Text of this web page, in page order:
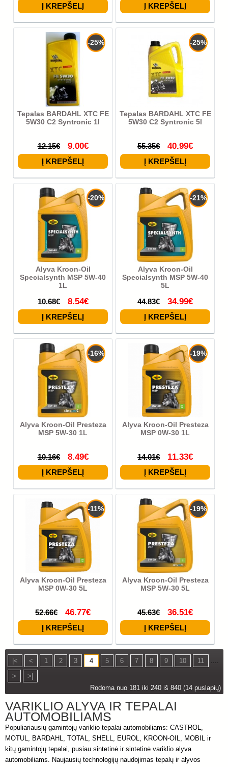
-25%
Tepalas BARDAHL XTC FE
5W30 C2 Syntronic 1l
12.15€ 9.00€
-25%
Tepalas BARDAHL XTC FE
5W30 C2 Syntronic 5l
55.35€ 40.99€
-20%
Alyva Kroon-Oil
Specialsynth MSP 5W-40
1L
10.68€ 8.54€
-21%
Alyva Kroon-Oil
Specialsynth MSP 5W-40
5L
44.83€ 34.99€
-16%
Alyva Kroon-Oil Presteza
MSP 5W-30 1L
10.16€ 8.49€
-19%
Alyva Kroon-Oil Presteza
MSP 0W-30 1L
14.01€ 11.33€
-11%
Alyva Kroon-Oil Presteza
MSP 0W-30 5L
52.66€ 46.77€
-19%
Alyva Kroon-Oil Presteza
MSP 5W-30 5L
45.63€ 36.51€
|< < 1 2 3 4 5 6 7 8 9 10 11
....
>
>|
Rodoma nuo 181 iki 240 iš 840 (14 puslapių)
VARIKLIO ALYVA IR TEPALAI
AUTOMOBILIAMS
Populiariausių gamintojų variklio tepalai automobiliams: CASTROL,
MOTUL, BARDAHL, TOTAL, SHELL, EUROL, KROON-OIL, MOBIL ir
kitų gamintojų tepalai, pusiau sintetinė ir sintetinė variklio alyva
automobiliams. Naujausių technologijų naudojimas tepalų ir alyvos